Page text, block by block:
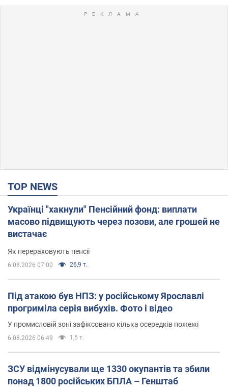
TOP NEWS
Українці "хакнули" Пенсійний фонд: виплати
масово підвищують через позови, але грошей не
вистачає
Як перераховують пенсії
6.08.2026 07:00 26,9 т.
Під атакою був НПЗ: у російському Ярославлі
прогриміла серія вибухів. Фото і відео
У промисловій зоні зафіксовано кілька осередків пожежі
6.08.2026 06:49 1,5 т.
ЗСУ відмінусували ще 1330 окупантів та збили
понад 1800 російських БПЛА – Генштаб